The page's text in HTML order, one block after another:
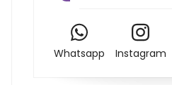
Whatsapp Instagram